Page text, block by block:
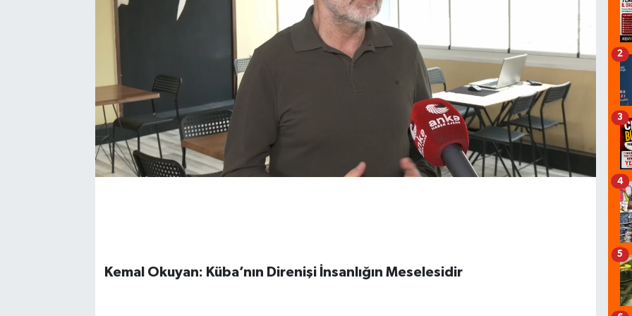
Kemal Okuyan: Küba’nın Direnişi İnsanlığın Meselesidir
2
3
4
5